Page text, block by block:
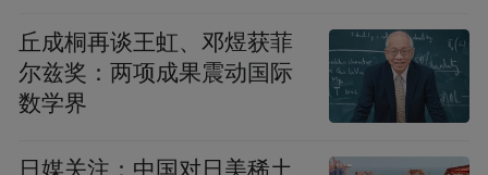
丘成桐再谈王虹、邓煜获菲
尔兹奖：两项成果震动国际
数学界
日媒关注：中国对日美稀土